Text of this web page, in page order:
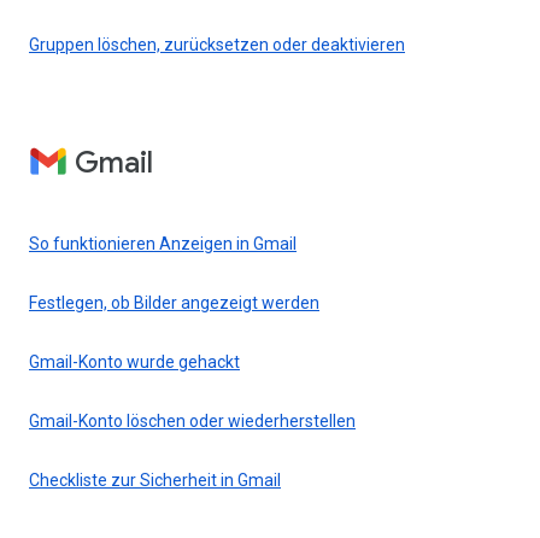
Gruppen löschen, zurücksetzen oder deaktivieren
Gmail
So funktionieren Anzeigen in Gmail
Festlegen, ob Bilder angezeigt werden
Gmail-Konto wurde gehackt
Gmail-Konto löschen oder wiederherstellen
Checkliste zur Sicherheit in Gmail